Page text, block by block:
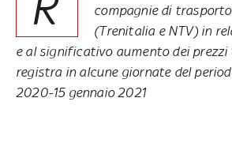
compagnie di
(Trenitalia e NTV) in
e al significativo aumento dei
registra in alcune giornate del
2020-15 gennaio 2021